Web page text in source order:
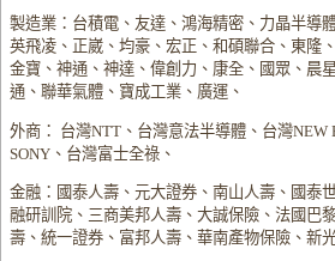
製造業：台積電、友達、鴻海精密、力晶半導
英飛凌、正崴、均豪、宏正、和碩聯合、東隆
金寶、神通、神達、偉創力、康全、國眾、晨
通、聯華氣體、寶成工業、廣運、
外商： 台灣NTT、台灣意法半導體、台灣NEW
SONY、台灣富士全祿、
金融：國泰人壽、元大證券、南山人壽、國泰
融研訓院、三商美邦人壽、大誠保險、法國巴
壽、統一證券、富邦人壽、華南產物保險、新